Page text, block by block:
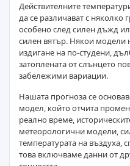
Действителните
да се различават с няколко
особено след силен дъжд
силен вятър. Някои модели
издигане на по-студени,
затоплената от слънцето
забележими вариации.
Нашата прогноза се
модел, който отчита
реално време,
метеорологични модели,
температурата на въздуха,
това включваме данни от